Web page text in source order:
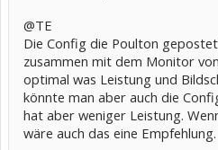
@TE
Die Config die Poulton
zusammen mit dem Monitor
optimal was Leistung und
könnte man aber auch die
hat aber weniger Leistung.
wäre auch das eine Empfehlung.